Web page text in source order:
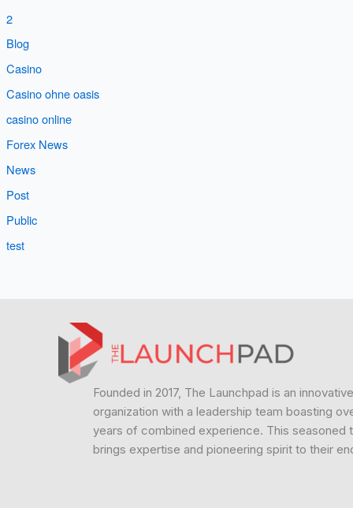
2
Blog
Casino
Casino ohne oasis
casino online
Forex News
News
Post
Public
test
Founded in 2017, The Launchpad is an innovative
organization with a leadership team boasting
years of combined experience. This seasoned
brings expertise and pioneering spirit to their